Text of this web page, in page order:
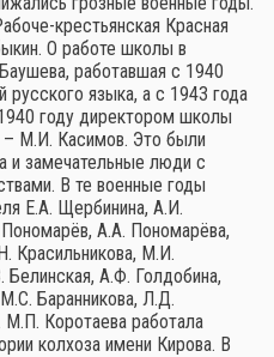
крестьянская Красная
О работе школы в
работавшая с 1940
русского языка, а с 1943 года
году директором школы
– М.И. Касимов. Это были
и замечательные люди с
В те военные годы
Е.А. Щербинина, А.И.
А.А. Пономарёва,
Красильникова, М.И.
А.Ф. Голдобина,
Баранникова, Л.Д.
М.П. Коротаева работала
колхоза имени Кирова. В